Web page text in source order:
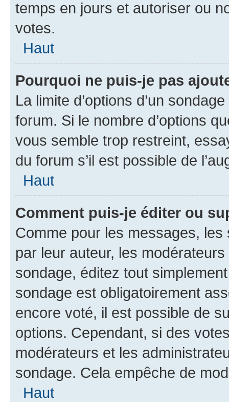
temps en jours et autoriser ou
votes.
Haut
Pourquoi ne puis-je pas
La limite d’options d’un
forum. Si le nombre d’options
vous semble trop restreint,
du forum s’il est possible de
Haut
Comment puis-je éditer ou
Comme pour les messages,
par leur auteur, les
sondage, éditez tout
sondage est obligatoirement
encore voté, il est possible de
options. Cependant, si des
modérateurs et les
sondage. Cela empêche de
Haut